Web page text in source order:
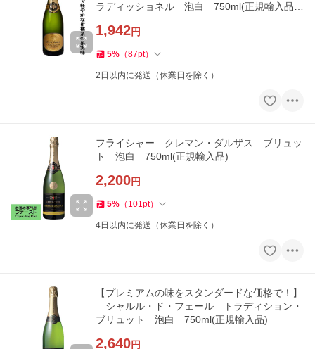
ラディッショネル 泡白 750ml(正規輸入品)
1,942円
5% （87pt）
2日以内に発送（休業日を除く）
フライシャー クレマン・ダルザス ブリュッ
ト 泡白 750ml(正規輸入品)
2,200円
5% （ 101pt）
4日以内に発送（休業日を除く）
【プレミアムの味をスタンダードな価格で！】
シャルル・ド・フェール トラディション・
ブリュット 泡白 750ml(正規輸入品)
2,640円